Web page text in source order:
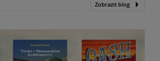
Zobrazit blog